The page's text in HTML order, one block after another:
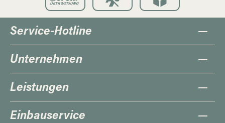
Service-Hotline
Unternehmen
Leistungen
Einbauservice